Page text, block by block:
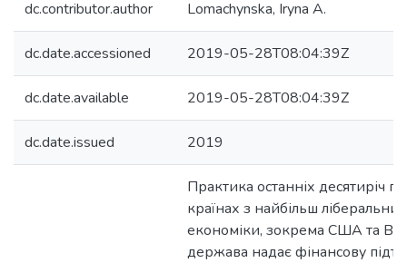
dc.contributor.author Lomachynska, Iryna A.
dc.date.accessioned 2019-05-28T08:04:39Z
dc.date.available 2019-05-28T08:04:39Z
dc.date.issued 2019
Практика останніх десятиріч
країнах з найбільш
економіки, зокрема США та
держава надає фінансову